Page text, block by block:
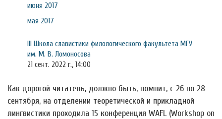
июня 2017
мая 2017
III Школа славистики филологического факультета МГУ
им. М. В. Ломоносова
21 сент. 2022 г., 14:00
Как дорогой читатель, должно быть, помнит, с 26 по 28
сентября, на отделении теоретической и прикладной
лингвистики проходила 15 конференция WAFL (Workshop on